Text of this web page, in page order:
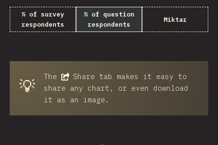
% of survey
respondents
% of question
respondents
Miktar
💡 The Share tab makes it easy to
share any chart, or even download
it as an image.